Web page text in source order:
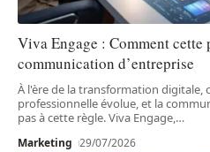
Viva Engage : Comment
communication d’entreprise
À l'ère de la transformation digitale,
professionnelle évolue, et la
pas à cette règle. Viva Engage,…
Marketing 29/07/2026